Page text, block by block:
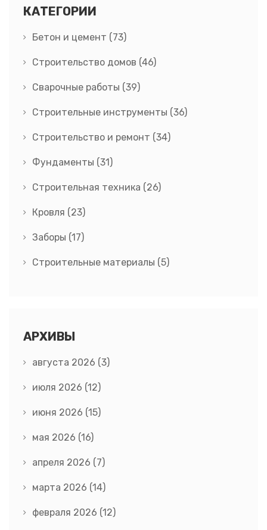
КАТЕГОРИИ
Бетон и цемент (73)
Строительство домов (46)
Сварочные работы (39)
Строительные инструменты (36)
Строительство и ремонт (34)
Фундаменты (31)
Строительная техника (26)
Кровля (23)
Заборы (17)
Строительные материалы (5)
АРХИВЫ
августа 2026 (3)
июля 2026 (12)
июня 2026 (15)
мая 2026 (16)
апреля 2026 (7)
марта 2026 (14)
февраля 2026 (12)